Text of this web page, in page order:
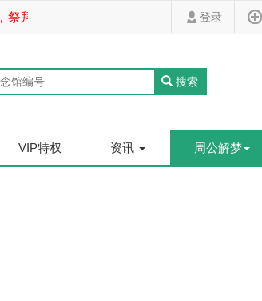
拜先祖，家道斐然！ 登录
搜索
VIP特权 资讯 周公解梦